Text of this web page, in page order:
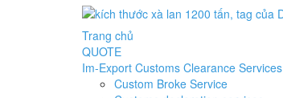
Trang chủ
QUOTE
Im-Export Customs Clearance Services
Custom Broke Service